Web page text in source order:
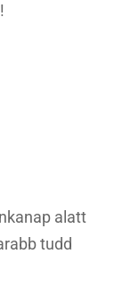
alatt
tudd